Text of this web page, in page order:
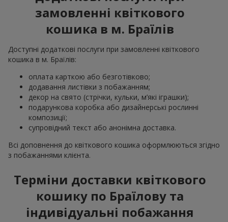
замовленні квіткового
кошика в м. Браїлів
Доступні додаткові послуги при замовленні квіткового
кошика в м. Браїлів:
оплата карткою або безготівково;
додавання листівки з побажанням;
декор на свято (стрічки, кульки, м’які іграшки);
подарункова коробка або дизайнерські рослинні
композиції;
супровідний текст або анонімна доставка.
Всі доповнення до квіткового кошика оформлюються згідно
з побажаннями клієнта.
Терміни доставки квіткового
кошику по Браїлову та
індивідуальні побажання